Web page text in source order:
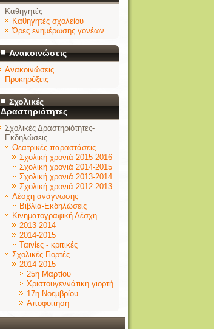
Καθηγητές
Καθηγητές σχολείου
Ώρες ενημέρωσης γονέων
Ανακοινώσεις
Ανακοινώσεις
Προκηρύξεις
Σχολικές
Δραστηριότητες
Σχολικές Δραστηριότητες-
Εκδηλώσεις
Θεατρικές παραστάσεις
Σχολική χρονιά 2015-2016
Σχολική χρονιά 2014-2015
Σχολική χρονιά 2013-2014
Σχολική χρονιά 2012-2013
Λέσχη ανάγνωσης
Βιβλία-Εκδηλώσεις
Κινηματογραφική Λέσχη
2013-2014
2014-2015
Ταινίες - κριτικές
Σχολικές Γιορτές
2014-2015
25η Μαρτίου
Χριστουγεννάτικη γιορτή
17η Νοεμβρίου
Αποφοίτηση